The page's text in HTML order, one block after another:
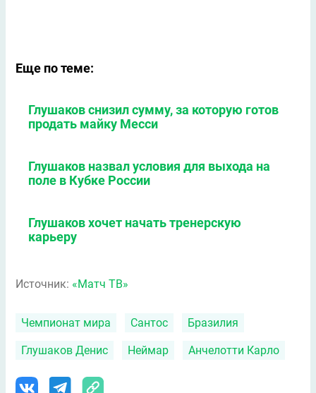
Еще по теме:
Глушаков снизил сумму, за которую готов
продать майку Месси
Глушаков назвал условия для выхода на
поле в Кубке России
Глушаков хочет начать тренерскую
карьеру
Источник: «Матч ТВ»
Чемпионат мира Сантос Бразилия
Глушаков Денис Неймар Анчелотти Карло